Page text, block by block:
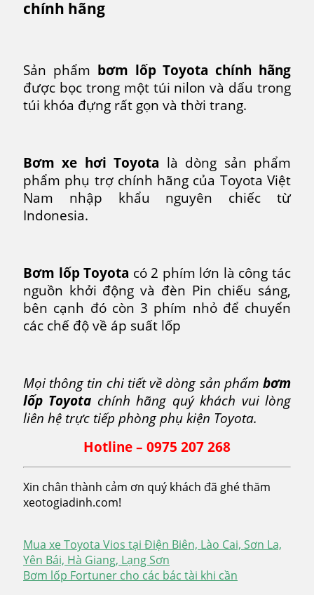
chính hãng
Sản phẩm bơm lốp Toyota chính hãng
được bọc trong một túi nilon và dấu trong
túi khóa đựng rất gọn và thời trang.
Bơm xe hơi Toyota là dòng sản phẩm
phẩm phụ trợ chính hãng của Toyota Việt
Nam nhập khẩu nguyên chiếc từ
Indonesia.
Bơm lốp Toyota có 2 phím lớn là công tác
nguồn khởi động và đèn Pin chiếu sáng,
bên cạnh đó còn 3 phím nhỏ để chuyển
các chế độ về áp suất lốp
Mọi thông tin chi tiết về dòng sản phẩm bơm
lốp Toyota chính hãng quý khách vui lòng
liên hệ trực tiếp phòng phụ kiện Toyota.
Hotline – 0975 207 268
Xin chân thành cảm ơn quý khách đã ghé thăm
xeotogiadinh.com!
Điều
hướng
Mua xe Toyota Vios tại Điện Biên, Lào Cai, Sơn La,
Yên Bái, Hà Giang, Lạng Sơn
Bơm lốp Fortuner cho các bác tài khi cần